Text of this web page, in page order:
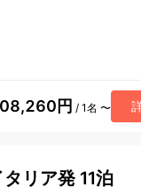
円 / 1名 〜
リア発 11泊